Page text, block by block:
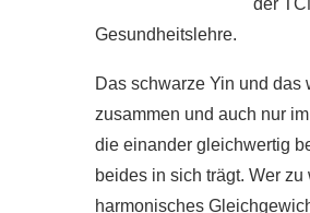
der
Gesundheitslehre.
Das schwarze Yin und
zusammen und auch nur
die einander gleichwertig
beides in sich trägt. Wer
harmonisches